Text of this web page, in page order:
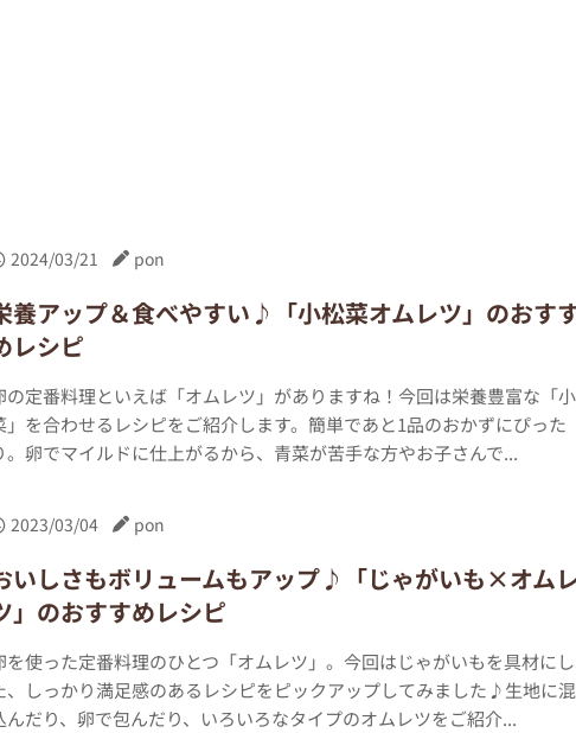
2024/03/21 pon
養アップ＆食べやすい♪「小松菜オムレツ」のおす
レシピ
の定番料理といえば「オムレツ」がありますね！今回は栄養豊富な「
」を合わせるレシピをご紹介します。簡単であと1品のおかずにぴった
。卵でマイルドに仕上がるから、青菜が苦手な方やお子さんで...
2023/03/04 pon
いしさもボリュームもアップ♪「じゃがいも×オム
」のおすすめレシピ
を使った定番料理のひとつ「オムレツ」。今回はじゃがいもを具材にし
、しっかり満足感のあるレシピをピックアップしてみました♪生地に
んだり、卵で包んだり、いろいろなタイプのオムレツをご紹介...